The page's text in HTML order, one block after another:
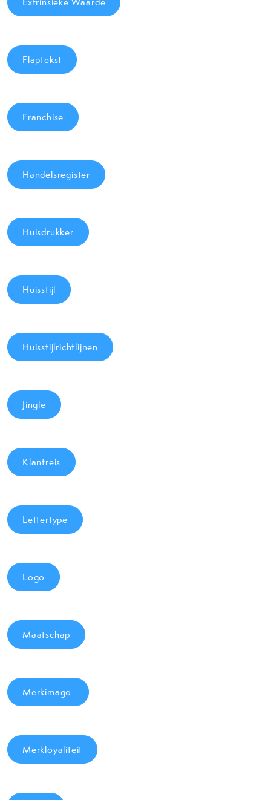
Flaptekst
Franchise
Handelsregister
Huisdrukker
Huisstijl
Huisstijlrichtlijnen
Jingle
Klantreis
Lettertype
Logo
Maatschap
Merkimago
Merkloyaliteit